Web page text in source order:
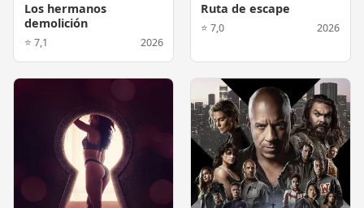
Los hermanos
demolición
⭐ 7,1 2026
Ruta de escape
⭐ 7,0 2026